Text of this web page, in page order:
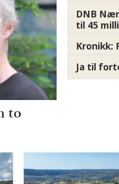
to
DNB
til 45
Kronikk:
Ja til